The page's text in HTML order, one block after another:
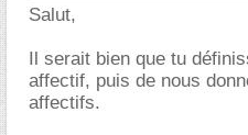
Salut,
Il serait bien que tu
affectif, puis de nous
affectifs.